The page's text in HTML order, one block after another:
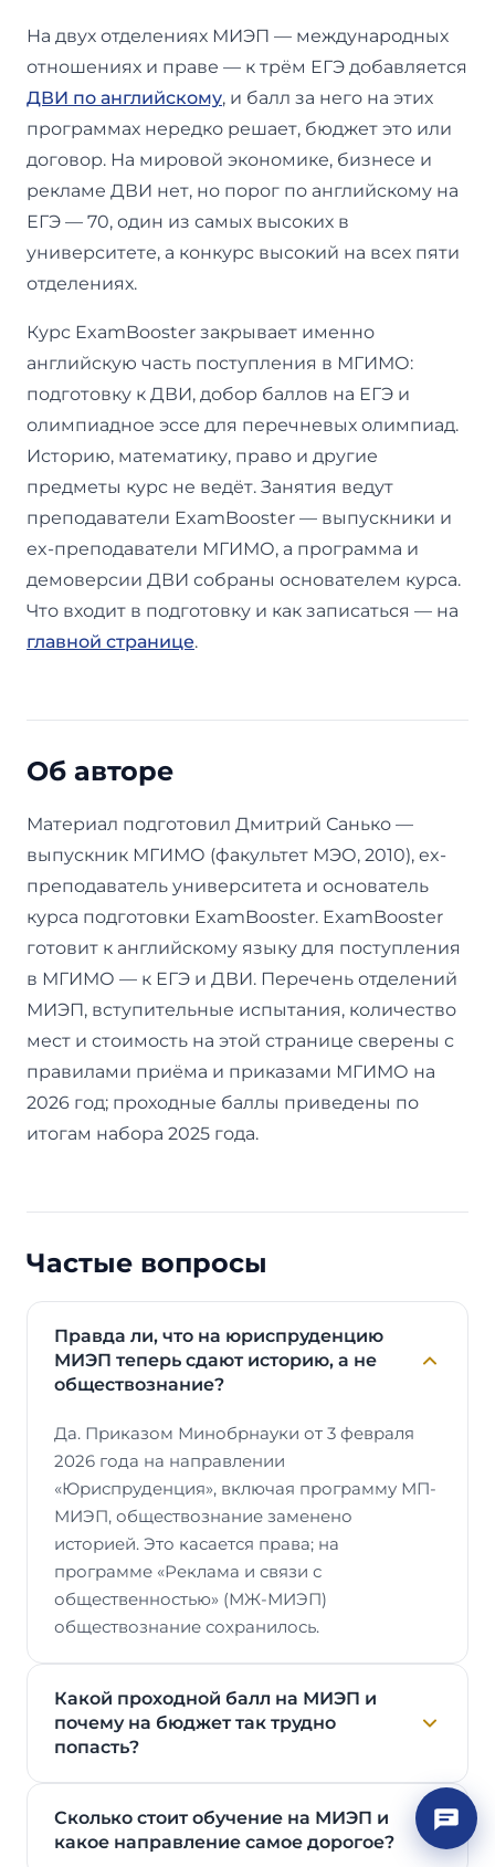
На двух отделениях МИЭП — международных
отношениях и праве — к трём ЕГЭ добавляется
ДВИ по английскому, и балл за него на этих
программах нередко решает, бюджет это или
договор. На мировой экономике, бизнесе и
рекламе ДВИ нет, но порог по английскому на
ЕГЭ — 70, один из самых высоких в
университете, а конкурс высокий на всех пяти
отделениях.
Курс ExamBooster закрывает именно
английскую часть поступления в МГИМО:
подготовку к ДВИ, добор баллов на ЕГЭ и
олимпиадное эссе для перечневых олимпиад.
Историю, математику, право и другие
предметы курс не ведёт. Занятия ведут
преподаватели ExamBooster — выпускники и
ex-преподаватели МГИМО, а программа и
демоверсии ДВИ собраны основателем курса.
Что входит в подготовку и как записаться — на
главной странице.
Об авторе
Материал подготовил Дмитрий Санько —
выпускник МГИМО (факультет МЭО, 2010), ex-
преподаватель университета и основатель
курса подготовки ExamBooster. ExamBooster
готовит к английскому языку для поступления
в МГИМО — к ЕГЭ и ДВИ. Перечень отделений
МИЭП, вступительные испытания, количество
мест и стоимость на этой странице сверены с
правилами приёма и приказами МГИМО на
2026 год; проходные баллы приведены по
итогам набора 2025 года.
Частые вопросы
Правда ли, что на юриспруденцию
МИЭП теперь сдают историю, а не
обществознание?
Да. Приказом Минобрнауки от 3 февраля
2026 года на направлении
«Юриспруденция», включая программу МП-
МИЭП, обществознание заменено
историей. Это касается права; на
программе «Реклама и связи с
общественностью» (МЖ-МИЭП)
обществознание сохранилось.
Какой проходной балл на МИЭП и
почему на бюджет так трудно
попасть?
Сколько стоит обучение на МИЭП и
какое направление самое дорогое?